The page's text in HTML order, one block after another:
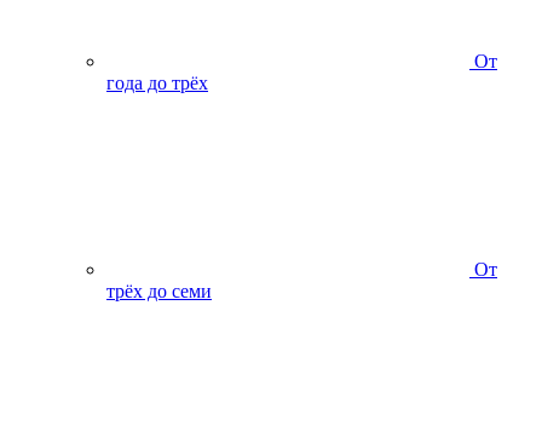
От
года до трёх
От
трёх до семи